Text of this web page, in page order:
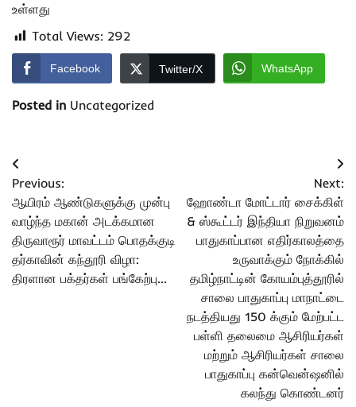
உள்ளது
Total Views: 292
Facebook Twitter/X WhatsApp
Posted in Uncategorized
Post
navigation
Previous:
ஆயிரம் ஆண்டுகளுக்கு முன்பு
வாழ்ந்த மகான் அடக்கமான
திருவாரூர் மாவட்டம் பொதக்குடி
தர்காவின் கந்தூரி விழா:
திரளான பக்தர்கள் பங்கேற்பு…
Next:
ஹோண்டா மோட்டார் சைக்கிள்
& ஸ்கூட்டர் இந்தியா நிறுவனம்
பாதுகாப்பான எதிர்காலத்தை
உருவாக்கும் நோக்கில்
தமிழ்நாட்டின் கோயம்புத்தூரில்
சாலை பாதுகாப்பு மாநாட்டை
நடத்தியது 150 க்கும் மேற்பட்ட
பள்ளி தலைமை ஆசிரியர்கள்
மற்றும் ஆசிரியர்கள் சாலை
பாதுகாப்பு கன்வென்ஷனில்
கலந்து கொண்டனர்